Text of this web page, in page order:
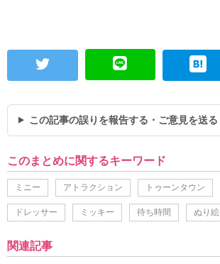
この記事の誤りを報告する・ご意見を送る
このまとめに関するキーワード
ミニー アトラクション トゥーンタウン
ドレッサー ミッキー 待ち時間 ぬり絵
関連記事